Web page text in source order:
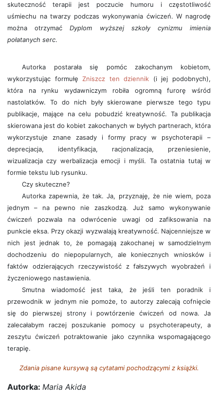
skuteczność terapii jest poczucie humoru i częstotliwość
uśmiechu na twarzy podczas wykonywania ćwiczeń. W nagrodę
można otrzymaćDyplom wyższej szkoły cynizmu imienia
połatanych serc.
Autorka postarała się pomóc zakochanym kobietom,
wykorzystując formułęZniszcz ten dziennik (i jej podobnych),
która na rynku wydawniczym robiła ogromną furorę wśród
nastolatków. To do nich były skierowane pierwsze tego typu
publikacje, mające na celu pobudzić kreatywność. Ta publikacja
skierowana jest do kobiet zakochanych w byłych partnerach, która
wykorzystuje znane zasady i formy pracy w psychoterapii –
deprecjacja, identyfikacja, racjonalizacja, przeniesienie,
wizualizacja czy werbalizacja emocji i myśli. Ta ostatnia tutaj w
formie tekstu lub rysunku.
Czy skuteczne?
Autorka zapewnia, że tak. Ja, przyznaję, że nie wiem, poza
jednym – na pewno nie zaszkodzą. Już samo wykonywanie
ćwiczeń pozwala na odwrócenie uwagi od zafiksowania na
punkcie eksa. Przy okazji wyzwalają kreatywność. Najcenniejsze w
nich jest jednak to, że pomagają zakochanej w samodzielnym
dochodzeniu do niepopularnych, ale koniecznych wniosków i
faktów odzierających rzeczywistość z fałszywych wyobrażeń i
życzeniowego nastawienia.
Smutna wiadomość jest taka, że jeśli ten poradnik i
przewodnik w jednym nie pomoże, to autorzy zalecają cofnięcie
się do pierwszej strony i powtórzenie ćwiczeń od nowa. Ja
zalecałabym raczej poszukanie pomocy u psychoterapeuty, a
zeszytu ćwiczeń potraktowanie jako czynnika wspomagającego
terapię.
Zdania pisane kursywą są cytatami pochodzącymi z książki.
Autorka: Maria Akida